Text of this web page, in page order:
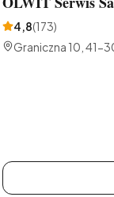
4,8(173)
Graniczna 10, 41-